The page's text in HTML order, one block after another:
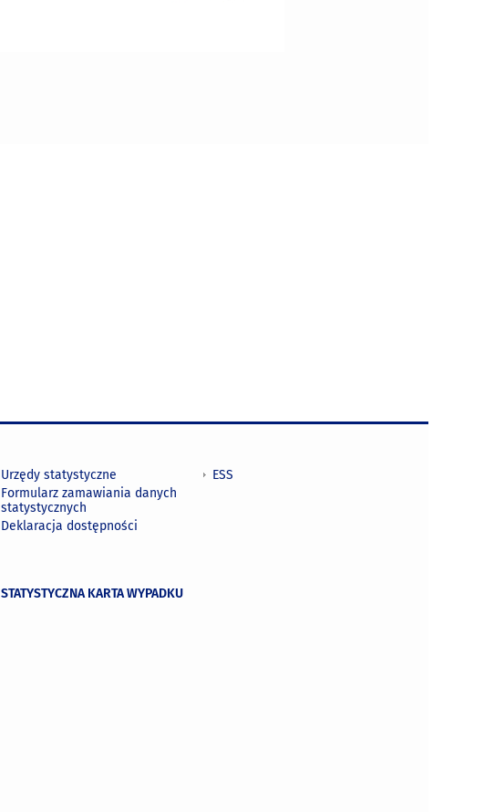
Urzędy statystyczne
Formularz zamawiania danych
statystycznych
Deklaracja dostępności
STATYSTYCZNA KARTA WYPADKU
ESS